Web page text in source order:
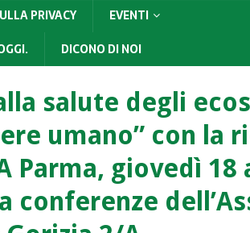
PRIVACY
EVENTI
DICONO DI NOI
salute degli
umano” con la
Parma, giovedì 18
conferenze